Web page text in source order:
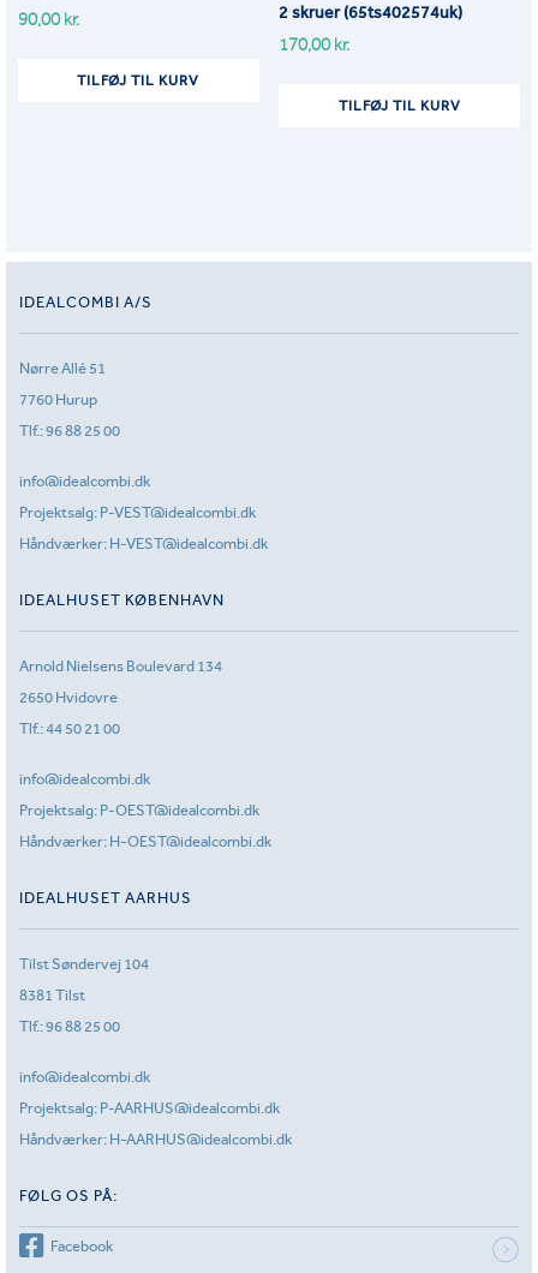
90,00kr.
TILFØJ TIL KURV
2 skruer (65ts402574uk)
170,00kr.
TILFØJ TIL KURV
IDEALCOMBI A/S
Nørre Allé 51
7760 Hurup
Tlf.:96 88 25 00
info@idealcombi.dk
Projektsalg: P-VEST@idealcombi.dk
Håndværker: H-VEST@idealcombi.dk
IDEALHUSET KØBENHAVN
Arnold Nielsens Boulevard 134
2650 Hvidovre
Tlf.:44 50 21 00
info@idealcombi.dk
Projektsalg: P-OEST@idealcombi.dk
Håndværker: H-OEST@idealcombi.dk
IDEALHUSET AARHUS
Tilst Søndervej 104
8381 Tilst
Tlf.:96 88 25 00
info@idealcombi.dk
Projektsalg: P-AARHUS@idealcombi.dk
Håndværker: H-AARHUS@idealcombi.dk
FØLG OS PÅ:
Facebook